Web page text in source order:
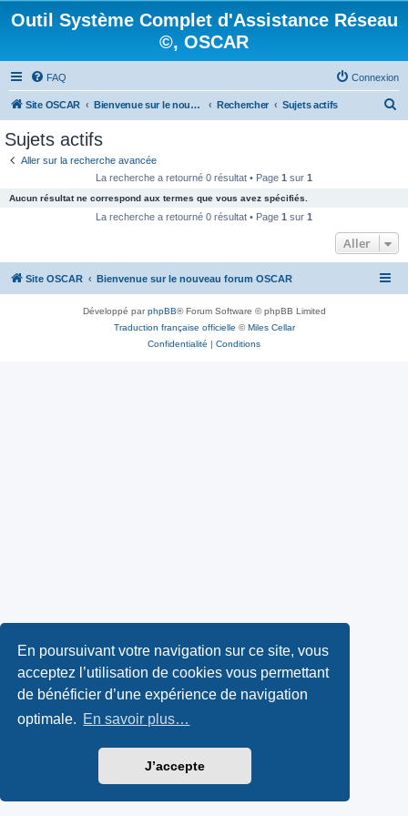
En poursuivant votre navigation sur ce site, vous
acceptez l’utilisation de cookies vous permettant
de bénéficier d’une expérience de navigation
optimale. En savoir plus…
J’accepte
Outil Système Complet d'Assistance Réseau
©, OSCAR
FAQ Connexion
Site OSCAR Bienvenue sur le nouveau forum OSCAR Rechercher Sujets actifs
c
Sujets actifs
Aller sur la recherche avancée
La recherche a retourné 0 résultat • Page 1 sur 1
Aucun résultat ne correspond aux termes que vous avez spécifiés.
La recherche a retourné 0 résultat • Page 1 sur 1
Aller
Site OSCAR Bienvenue sur le nouveau forum OSCAR
Développé parphpBB® Forum Software © phpBB Limited
Traduction française officielle ©Miles Cellar
Confidentialité | Conditions